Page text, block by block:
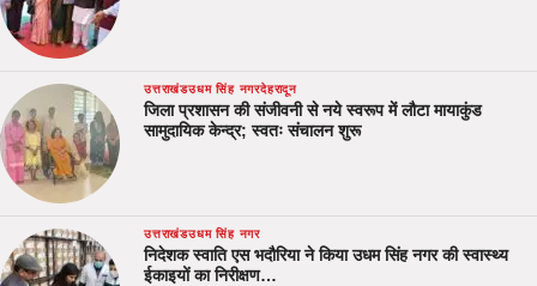
उत्तराखंडउधम सिंह नगरदेहरादून
जिला प्रशासन की संजीवनी से नये स्वरूप में लौटा मायाकुंड
सामुदायिक केन्द्र; स्वतः संचालन शुरू
उत्तराखंडउधम सिंह नगर
निदेशक स्वाति एस भदौरिया ने किया उधम सिंह नगर की स्वास्थ्य
ईकाइयों का निरीक्षण…